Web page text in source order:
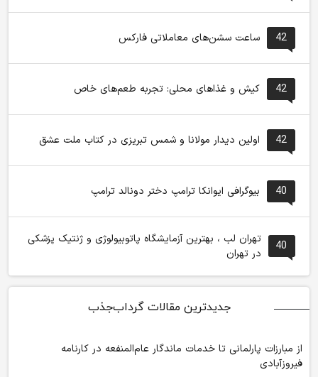
42 ساعت سشن‌های معاملاتی فارکس
42 کیش و غذاهای محلی: تجربه طعم‌های خاص
42 اولین دیدار مولانا و شمس تبریزی در کتاب ملت عشق
40 بیوگرافی ایوانکا ترامپ دختر دونالد ترامپ
40
تهران لب ، بهترین آزمایشگاه پاتوبیولوژی و ژنتیک پزشکی
در تهران
جدیدترین مقالات گرداب‌جذب
از مبارزات پارلمانی تا خدمات ماندگار عام‌المنفعه در کارنامه
فیروزآبادی